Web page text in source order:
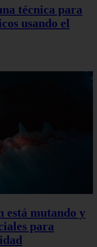
técnica para
usando el
está mutando y
para